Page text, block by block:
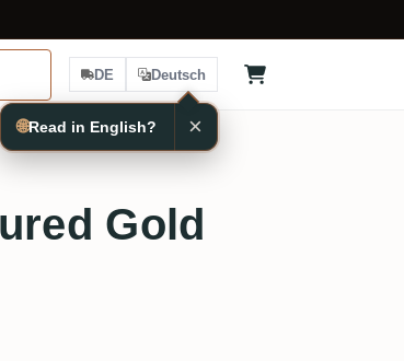
DE Deutsch
Gold
🌐Read in English? ×